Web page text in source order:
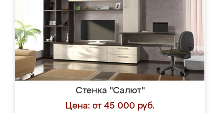
Стенка "Салют"
Цена: от 45 000 руб.